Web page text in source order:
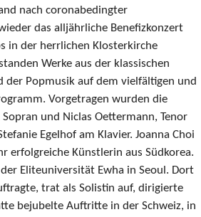
nach coronabedingter
das alljährliche Benefizkonzert
in der herrlichen Klosterkirche
Werke aus der klassischen
der Popmusik auf dem vielfältigen und
Vorgetragen wurden die
Sopran und Niclas Oettermann, Tenor
Egelhof am Klavier. Joanna Choi
erfolgreiche Künstlerin aus Südkorea.
Eliteuniversität Ewha in Seoul. Dort
trat als Solistin auf, dirigierte
bejubelte Auftritte in der Schweiz, in